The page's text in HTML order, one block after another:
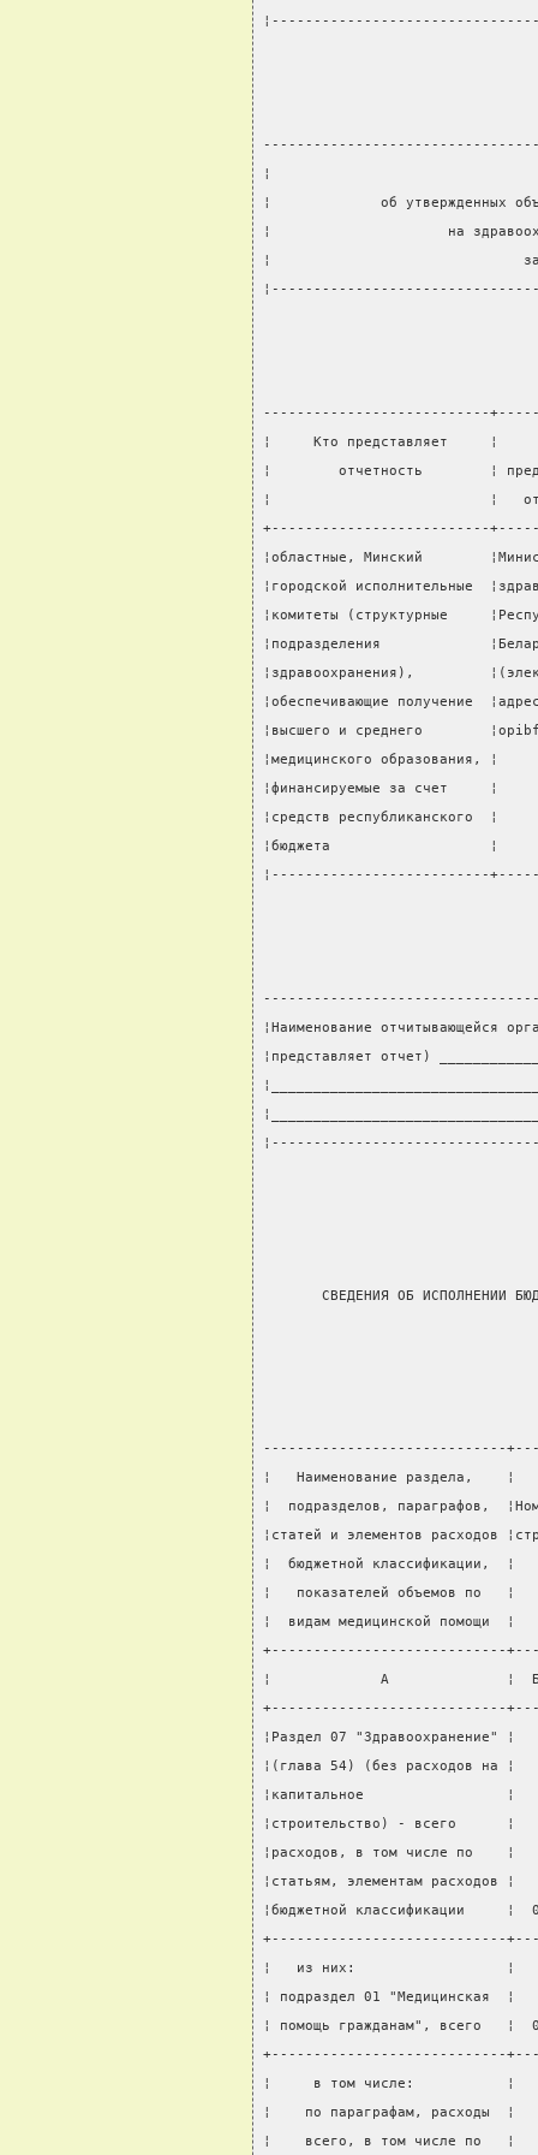
¦
¦             об утвержденных
¦                     на
¦                              за
---------------------------
¦     Кто представляет     ¦
¦        отчетность        ¦
¦                          ¦
+--------------------------
¦областные, Минский
¦городской исполнительные
¦комитеты (структурные
¦подразделения
¦здравоохранения),
¦обеспечивающие
¦высшего и среднего
¦медицинского
¦финансируемые за счет
¦средств
¦бюджета                   ¦
¦--------------------------
¦Наименование отчитывающейся
¦представляет отчет)
СВЕДЕНИЯ ОБ ИСПОЛНЕНИИ
-----------------------------
¦   Наименование раздела,    ¦
¦  подразделов,
¦статей и элементов расходов
¦  бюджетной классификации,  ¦
¦   показателей объемов по
¦  видам медицинской
+----------------------------
¦             А              ¦
+----------------------------
¦Раздел 07
¦(глава 54) (без
¦капитальное
¦строительство) -
¦расходов, в том
¦статьям, элементам
¦бюджетной
+----------------------------
¦   из них:
¦ подраздел 01
¦ помощь гражданам",
+----------------------------
¦     в том числе:
¦    по параграфам,
¦    всего, в том числе